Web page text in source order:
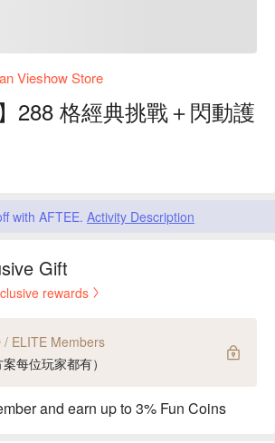
Vieshow Store
288 格經典挑戰＋閃動護
with AFTEE. Activity Description
Gift
rewards
/ ELITE Members
每位玩家都有）
and earn up to 3% Fun Coins